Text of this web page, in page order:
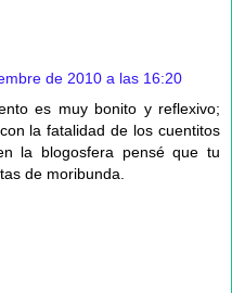
de 2010 a las 16:20
es muy bonito y reflexivo;
la fatalidad de los cuentitos
la blogosfera pensé que tu
de moribunda.